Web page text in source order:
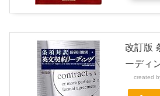
改訂版
ーディ
created